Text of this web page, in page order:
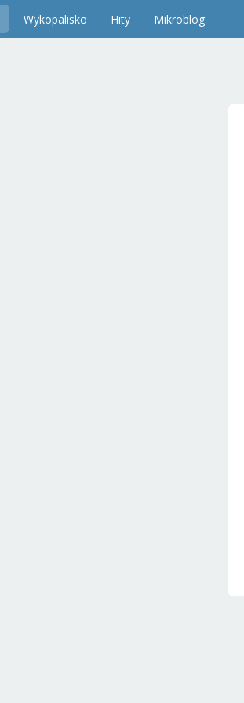
Wykopalisko Hity Mikroblog